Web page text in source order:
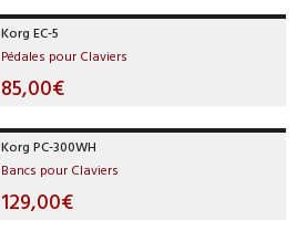
Korg EC-5
Pédales pour Claviers
85,00€
Korg PC-300WH
Bancs pour Claviers
129,00€